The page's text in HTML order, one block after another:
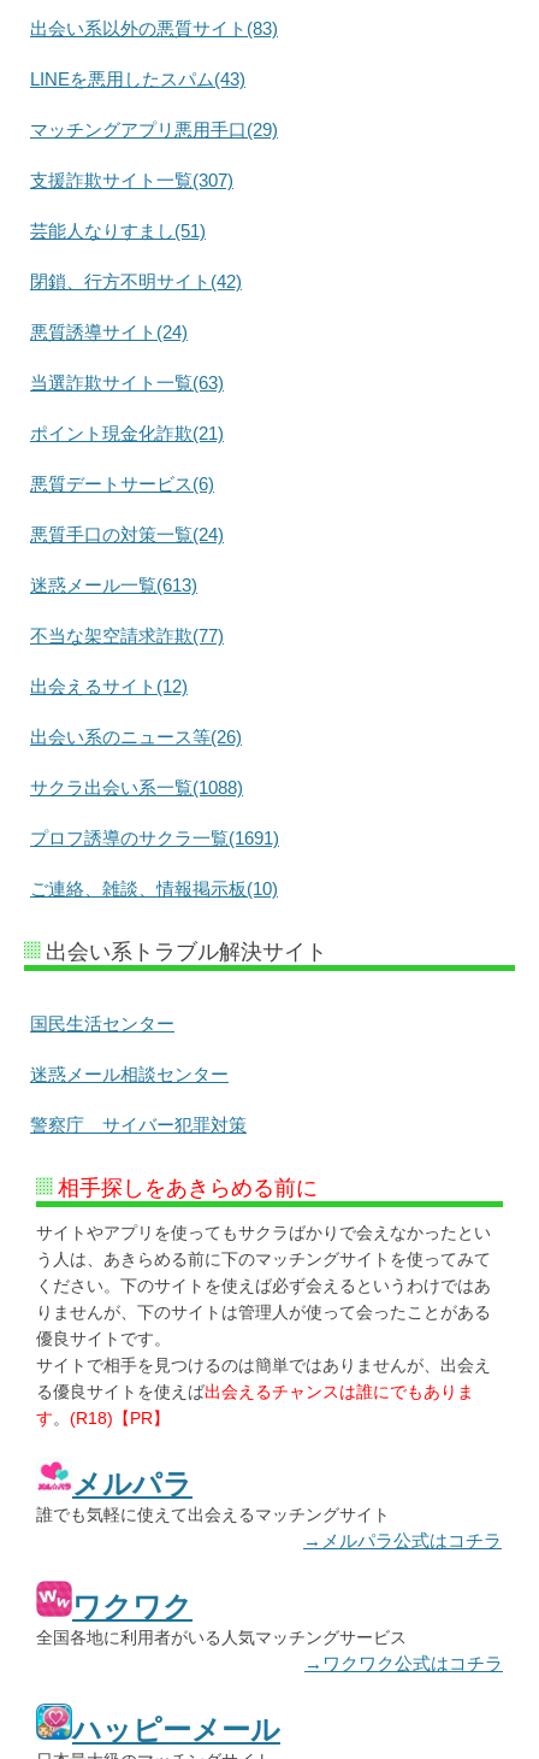
出会い系以外の悪質サイト(83)
LINEを悪用したスパム(43)
マッチングアプリ悪用手口(29)
支援詐欺サイト一覧(307)
芸能人なりすまし(51)
閉鎖、行方不明サイト(42)
悪質誘導サイト(24)
当選詐欺サイト一覧(63)
ポイント現金化詐欺(21)
悪質デートサービス(6)
悪質手口の対策一覧(24)
迷惑メール一覧(613)
不当な架空請求詐欺(77)
出会えるサイト(12)
出会い系のニュース等(26)
サクラ出会い系一覧(1088)
プロフ誘導のサクラ一覧(1691)
ご連絡、雑談、情報掲示板(10)
出会い系トラブル解決サイト
国民生活センター
迷惑メール相談センター
警察庁 サイバー犯罪対策
相手探しをあきらめる前に
サイトやアプリを使ってもサクラばかりで会えなかったとい
う人は、あきらめる前に下のマッチングサイトを使ってみて
ください。下のサイトを使えば必ず会えるというわけではあ
りませんが、下のサイトは管理人が使って会ったことがある
優良サイトです。
サイトで相手を見つけるのは簡単ではありませんが、出会え
る優良サイトを使えば出会えるチャンスは誰にでもありま
す。 (R18)【PR】
メルパラ
誰でも気軽に使えて出会えるマッチングサイト
→メルパラ公式はコチラ
ワクワク
全国各地に利用者がいる人気マッチングサービス
→ワクワク公式はコチラ
ハッピーメール